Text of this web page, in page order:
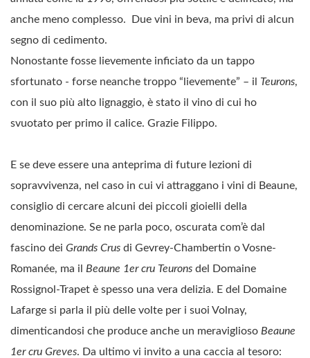
anche meno complesso. Due vini in beva, ma privi di alcun
segno di cedimento.
Nonostante fosse lievemente inficiato da un tappo
sfortunato - forse neanche troppo “lievemente” – il Teurons,
con il suo più alto lignaggio, è stato il vino di cui ho
svuotato per primo il calice. Grazie Filippo.
E se deve essere una anteprima di future lezioni di
sopravvivenza, nel caso in cui vi attraggano i vini di Beaune,
consiglio di cercare alcuni dei piccoli gioielli della
denominazione. Se ne parla poco, oscurata com’è dal
fascino dei Grands Crus di Gevrey-Chambertin o Vosne-
Romanée, ma il Beaune 1er cru Teurons del Domaine
Rossignol-Trapet è spesso una vera delizia. E del Domaine
Lafarge si parla il più delle volte per i suoi Volnay,
dimenticandosi che produce anche un meraviglioso Beaune
1er cru Greves. Da ultimo vi invito a una caccia al tesoro: